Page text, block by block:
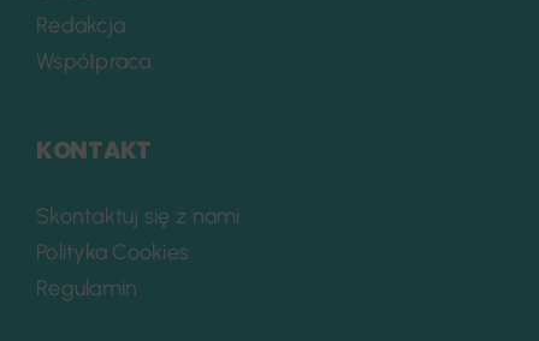
Redakcja
Współpraca
KONTAKT
Skontaktuj się z nami
Polityka Cookies
Regulamin